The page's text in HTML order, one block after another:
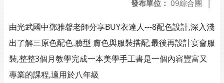
發布單位： 09綜合團 |
由光武國中鄧雅馨老師分享BUY衣達人---8配色設計,深入淺
出了解三原色配色.臉型 膚色與服裝搭配,最後再設計宴會服
裝,整整3個月教學完成一本美學手工書是一個內容豐富又
專業的課程,適用於八年級